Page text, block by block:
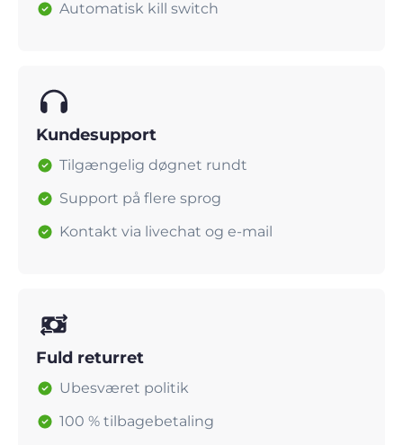
Automatisk kill switch
Kundesupport
Tilgængelig døgnet rundt
Support på flere sprog
Kontakt via livechat og e-mail
Fuld returret
Ubesværet politik
100 % tilbagebetaling